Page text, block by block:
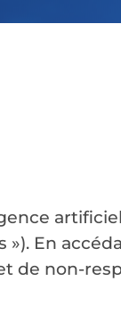
En
de non-